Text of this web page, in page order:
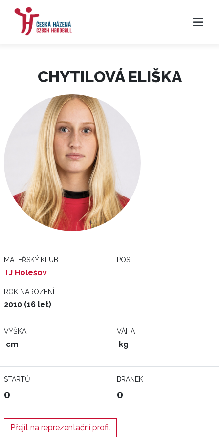
CHYTILOVÁ ELIŠKA
MATEŘSKÝ KLUB
TJ Holešov
POST
ROK NAROZENÍ
2010 (16 let)
VÝŠKA
cm
VÁHA
kg
STARTŮ
0
BRANEK
0
Přejít na reprezentační profil